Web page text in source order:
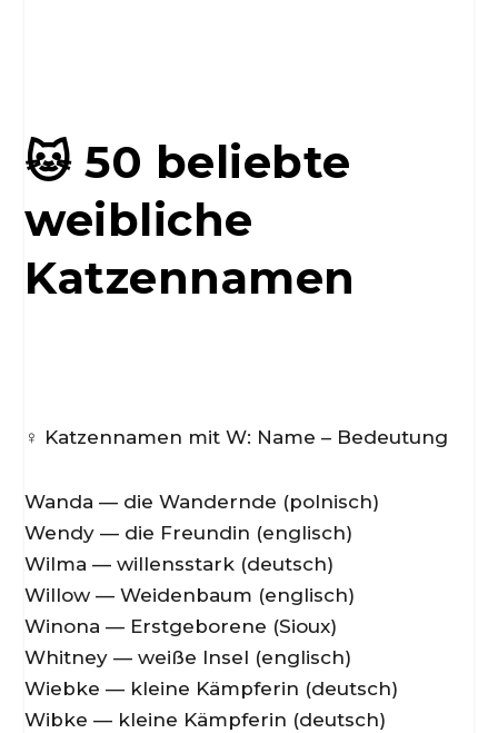
🐱 50 beliebte
weibliche
Katzennamen
♀️ Katzennamen mit W: Name – Bedeutung
Wanda — die Wandernde (polnisch)
Wendy — die Freundin (englisch)
Wilma — willensstark (deutsch)
Willow — Weidenbaum (englisch)
Winona — Erstgeborene (Sioux)
Whitney — weiße Insel (englisch)
Wiebke — kleine Kämpferin (deutsch)
Wibke — kleine Kämpferin (deutsch)